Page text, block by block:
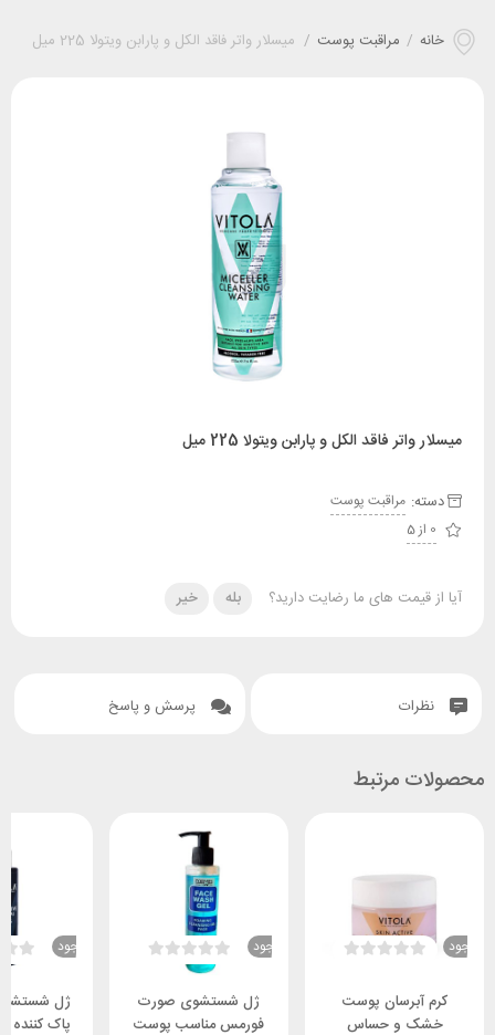
خانه / مراقبت پوست / میسلار واتر فاقد الکل و پارابن ویتولا 225 میل
میسلار واتر فاقد الکل و پارابن ویتولا 225 میل
دسته: مراقبت پوست
0 از 5
آیا از قیمت های ما رضایت دارید؟ بله خیر
نظرات پرسش و پاسخ
محصولات مرتبط
ناموجود
کرم آبرسان پوست
خشک و حساس
ناموجود
ژل شستشوی صورت
فورمس مناسب پوست
ناموجود
ژل
پاک کننده